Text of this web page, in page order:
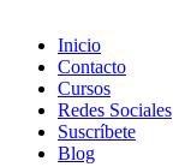
Inicio
Contacto
Cursos
Redes Sociales
Suscríbete
Blog